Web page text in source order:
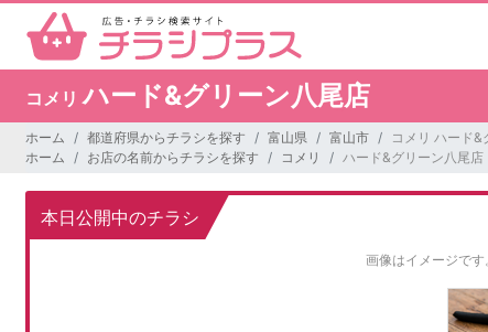
コメリハード&グリーン八尾店
ホーム 都道府県からチラシを探す 富山県 富山市
コメリ ハード
ホーム
お店の名前からチラシを探す コメリ ハード&グリーン八尾店
本日公開中のチラシ
画像はイメージです